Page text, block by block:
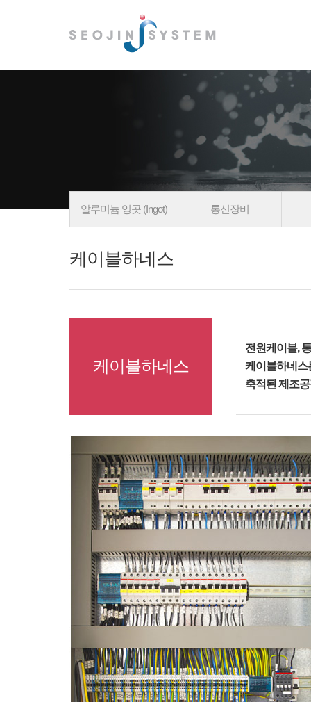
알루미늄 잉곳 (Ingot) 통신장비
케이블하네스
케이블하네스
전원케이블,
케이블하네스
축적된 제조